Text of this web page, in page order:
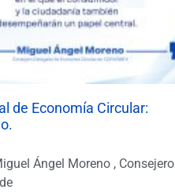
de Economía Circular:
Ángel Moreno , Consejero